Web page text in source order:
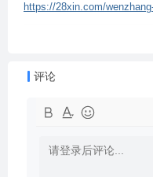
https://28xin.com/
评论